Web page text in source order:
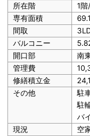
所在階
1
専有面積
間取
バルコニー
開口部
南
管理費
修繕積立金
その他
駐
駐
バ
現況
空